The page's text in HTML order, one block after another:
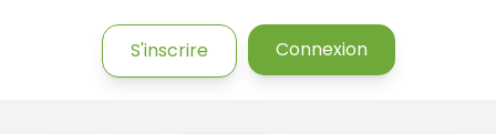
S'inscrire Connexion